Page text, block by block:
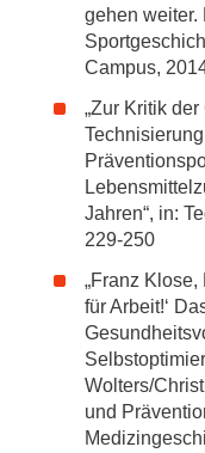
gehen weiter.
Campus,
„Zur Kritik
Jahren“, in:
229-250
„Franz Klose,
für Arbeit!‘
Wolters/
und